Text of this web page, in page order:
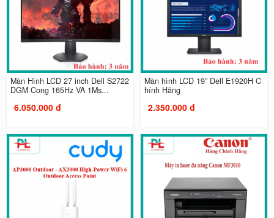
Màn Hình LCD 27 inch Dell S2722
DGM Cong 165Hz VA 1Ms...
6.050.000 đ
Màn hình LCD 19” Dell E1920H C
hính Hãng
2.350.000 đ